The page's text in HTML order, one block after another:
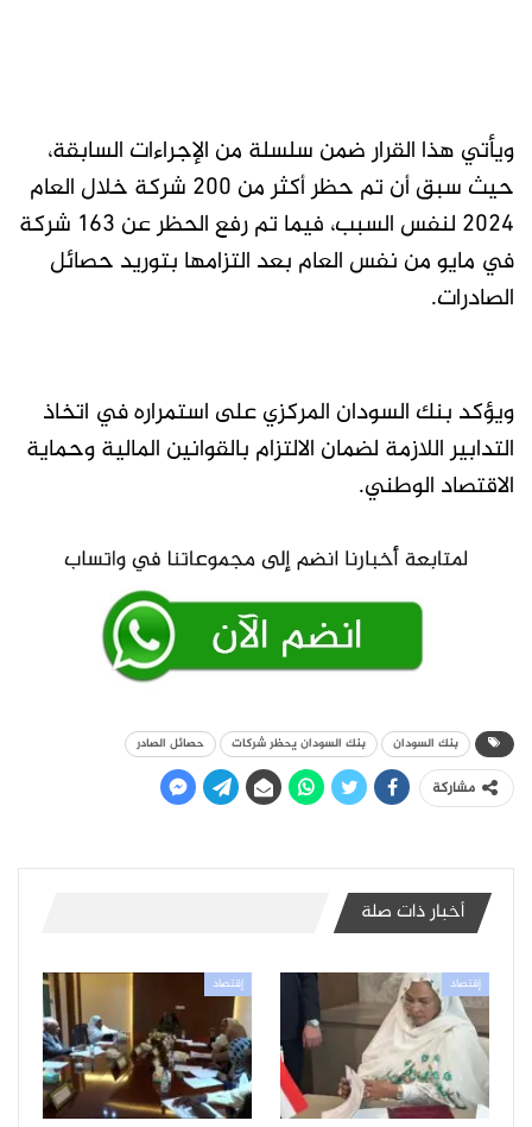
ويأتي هذا القرار ضمن سلسلة من الإجراءات السابقة،
حيث سبق أن تم حظر أكثر من 200 شركة خلال العام
2024 لنفس السبب، فيما تم رفع الحظر عن 163 شركة
في مايو من نفس العام بعد التزامها بتوريد حصائل
الصادرات.
ويؤكد بنك السودان المركزي على استمراره في اتخاذ
التدابير اللازمة لضمان الالتزام بالقوانين المالية وحماية
الاقتصاد الوطني.
بنك السودان بنك السودان يحظر شركات حصائل الصادر
مشاركة
أخبار ذات صلة
إقتصاد إقتصاد